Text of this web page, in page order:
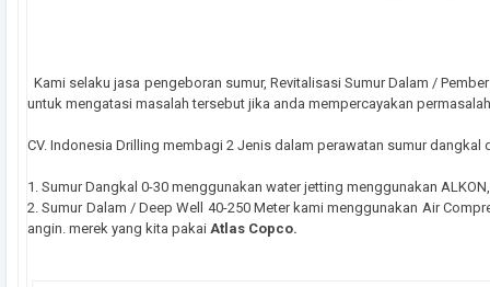
Kami selaku jasa pengeboran sumur, Revitalisasi Sumur Dalam /
untuk mengatasi masalah tersebut jika anda mempercayakan
CV. Indonesia Drilling membagi 2 Jenis dalam perawatan sumur dangkal
1. Sumur Dangkal 0-30 menggunakan water jetting menggunakan
2. Sumur Dalam / Deep Well 40-250 Meter kami menggunakan Air
angin. merek yang kita pakai Atlas Copco.